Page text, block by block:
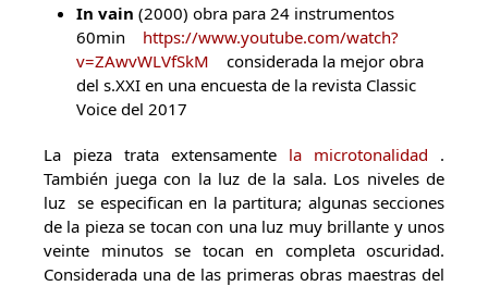
In vain (2000) obra para 24 instrumentos
60min https://www.youtube.com/watch?
v=ZAwvWLVfSkM considerada la mejor obra
del s.XXI en una encuesta de la revista Classic
Voice del 2017
La pieza trata extensamente la microtonalidad .
También juega con la luz de la sala. Los niveles de
luz se especifican en la partitura; algunas secciones
de la pieza se tocan con una luz muy brillante y unos
veinte minutos se tocan en completa oscuridad.
Considerada una de las primeras obras maestras del